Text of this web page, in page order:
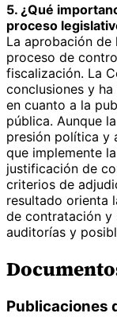
5. ¿Qué
proceso
La aprobación
proceso de
fiscalización. La
conclusiones y
en cuanto a la
pública. Aunque
presión política y
que implemente
justificación de
criterios de
resultado orienta
de contratación y
auditorías y
Publicaciones